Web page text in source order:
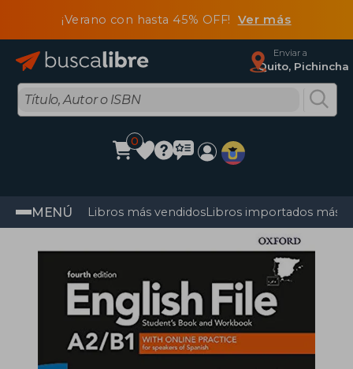
¡Verano con hasta 45% OFF! Ver más
Enviar a
Quito, Pichincha
0
MENÚ Libros más vendidosLibros importados más